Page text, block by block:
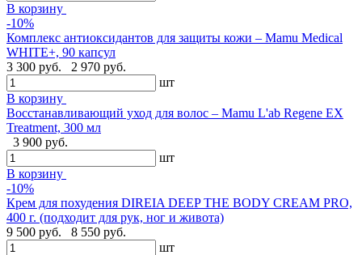
В корзину
-10%
Комплекс антиоксидантов для защиты кожи – Mamu Medical
WHITE+, 90 капсул
3 300 руб.
2 970 руб.
шт
В корзину
Восстанавливающий уход для волос – Mamu L'ab Regene EX
Treatment, 300 мл
3 900 руб.
шт
В корзину
-10%
Крем для похудения DIREIA DEEP THE BODY CREAM PRO,
400 г. (подходит для рук, ног и живота)
9 500 руб.
8 550 руб.
шт